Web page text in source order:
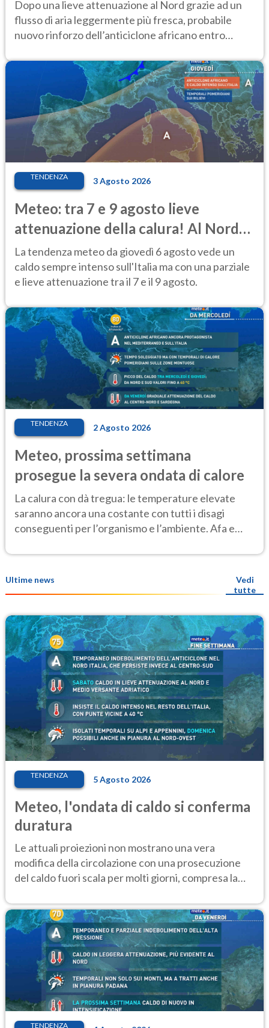
Dopo una lieve attenuazione al Nord grazie ad un
flusso di aria leggermente più fresca, probabile
nuovo rinforzo dell’anticiclone africano entro
TENDENZA 3 Agosto 2026
Meteo: tra 7 e 9 agosto lieve
attenuazione della calura! Al Nord
rischio temporali
La tendenza meteo da giovedì 6 agosto vede un
caldo sempre intenso sull'Italia ma con una parziale
e lieve attenuazione tra il 7 e il 9 agosto.
TENDENZA 2 Agosto 2026
Meteo, prossima settimana
prosegue la severa ondata di calore
La calura con dà tregua: le temperature elevate
saranno ancora una costante con tutti i disagi
conseguenti per l’organismo e l’ambiente. Afa e
Ultime news
Vedi
tutte
TENDENZA 5 Agosto 2026
Meteo, l'ondata di caldo si conferma
duratura
Le attuali proiezioni non mostrano una vera
modifica della circolazione con una prosecuzione
del caldo fuori scala per molti giorni, compresa la
TENDENZA